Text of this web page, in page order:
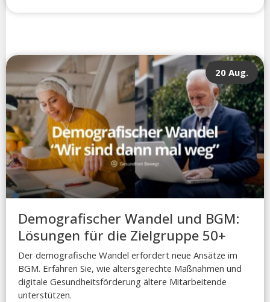
20 Aug.
Demografischer Wandel und BGM:
Lösungen für die Zielgruppe 50+
Der demografische Wandel erfordert neue Ansätze im
BGM. Erfahren Sie, wie altersgerechte Maßnahmen und
digitale Gesundheitsförderung ältere Mitarbeitende
unterstützen.